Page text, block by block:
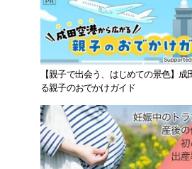
【親子で出会う、はじめての景色】
る親子のおでかけガイド